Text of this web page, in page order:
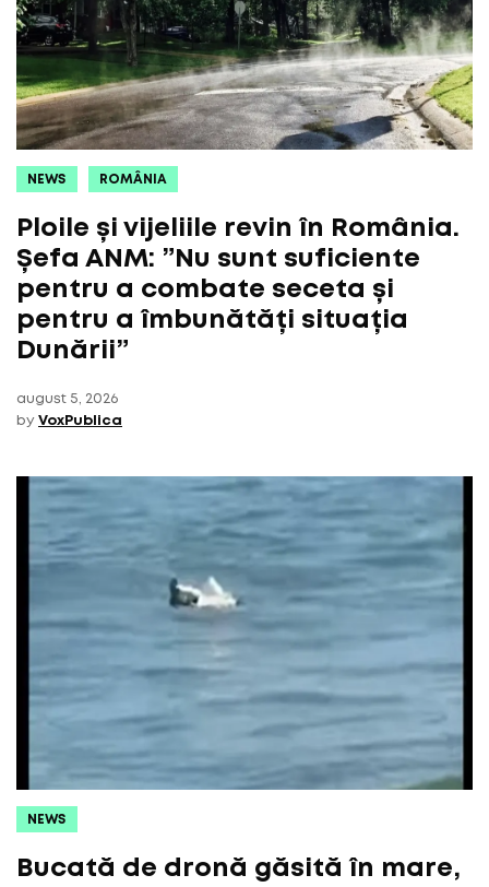
NEWS ROMÂNIA
Ploile și vijeliile revin în România.
Șefa ANM: ”Nu sunt suficiente
pentru a combate seceta și
pentru a îmbunătăți situația
Dunării”
august 5, 2026
by VoxPublica
NEWS
Bucată de dronă găsită în mare,